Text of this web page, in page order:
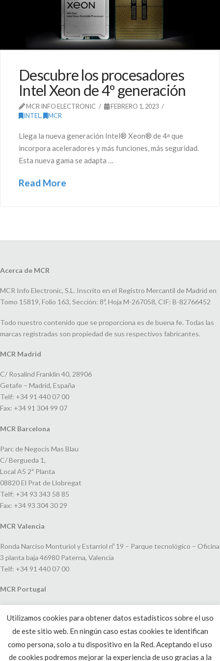
Descubre los procesadores
Intel Xeon de 4º generación
MCR INFO ELECTRONIC
FEBRERO 1, 2023
INTEL, MCR
Llega la nueva generación Intel® Xeon® de 4ᵃ que
incorpora aceleradores y más funciones, más seguridad.
Esta nueva gama se adapta …
Read More
Acerca de MCR
MCR Info Electronic, S.L. Inscrito en el Registro Mercantil de Madrid en
Tomo 15819, Folio 163, Sección: 8ª, Hoja M-267058, CIF: B-82766452
Todo nuestro contenido que se proporciona es de buena fe. Todas las
marcas registradas son propiedad de sus respectivos fabricantes.
MCR Madrid
C/ Rosalind Franklin 40, 28906
Getafe – Madrid, España
Telf: +34 91 440 07 00
Fax: +34 91 304 99 07
MCR Barcelona
Parc de Negocis Mas Blau
C/ Bergueda 1,
Local A5 2ª Planta
08820 El Prat de Llobregat
Telf: +34 93 343 58 85
Fax: +34 93 304 30 29
MCR Valencia
Ronda Narciso Monturiol y Estarriol nº 19 – Parque tecnológico – Oficina
3 planta baja 46980 Paterna, Valencia
Telf: +34 91 440 07 00
MCR Portugal
João V, 24
1250-091 Lisboa, Portugal
Telf: +351 220 993 033
Utilizamos cookies para obtener datos estadísticos sobre el uso
de este sitio web. En ningún caso estas cookies te identifican
como persona, solo a tu dispositivo en la Red. Aceptando el uso
de cookies podremos mejorar la experiencia de uso gracias a la